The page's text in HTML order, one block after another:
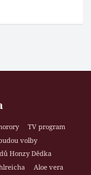
TV program
volby
Honzy Dědka
Aloe vera